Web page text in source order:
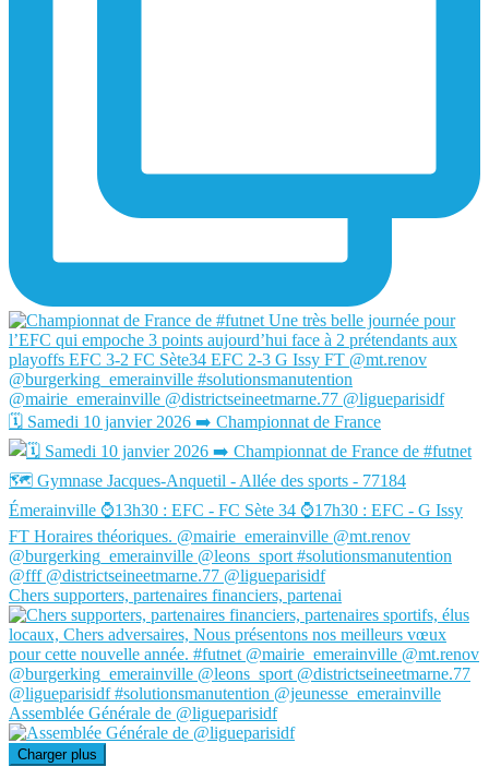
🗓️ Samedi 10 janvier 2026 ➡️ Championnat de France
Chers supporters, partenaires financiers, partenai
Assemblée Générale de @ligueparisidf
Charger plus